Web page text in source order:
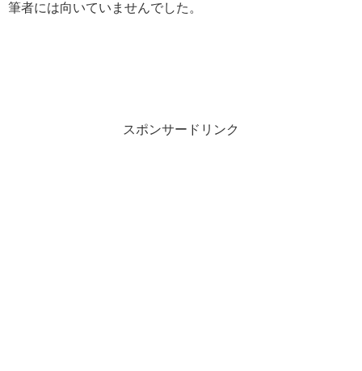
筆者には向いていませんでした。
スポンサードリンク